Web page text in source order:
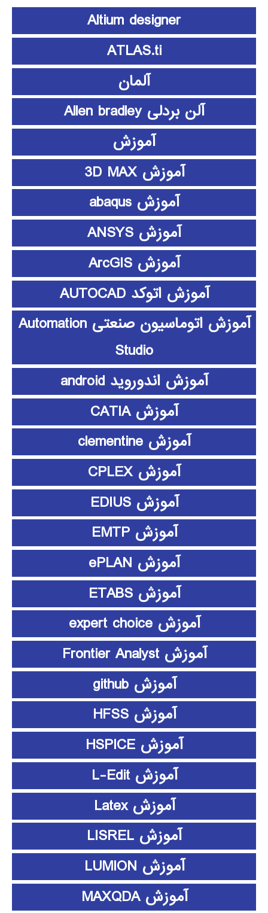
Altium designer
ATLAS.ti
آلمان
آلن بردلی Allen bradley
آموزش
آموزش 3D MAX
آموزش abaqus
آموزش ANSYS
آموزش ArcGIS
آموزش اتوکد AUTOCAD
آموزش اتوماسیون صنعتی Automation
Studio
آموزش اندوروید android
آموزش CATIA
آموزش clementine
آموزش CPLEX
آموزش EDIUS
آموزش EMTP
آموزش ePLAN
آموزش ETABS
آموزش expert choice
آموزش Frontier Analyst
آموزش github
آموزش HFSS
آموزش HSPICE
آموزش L-Edit
آموزش Latex
آموزش LISREL
آموزش LUMION
آموزش MAXQDA